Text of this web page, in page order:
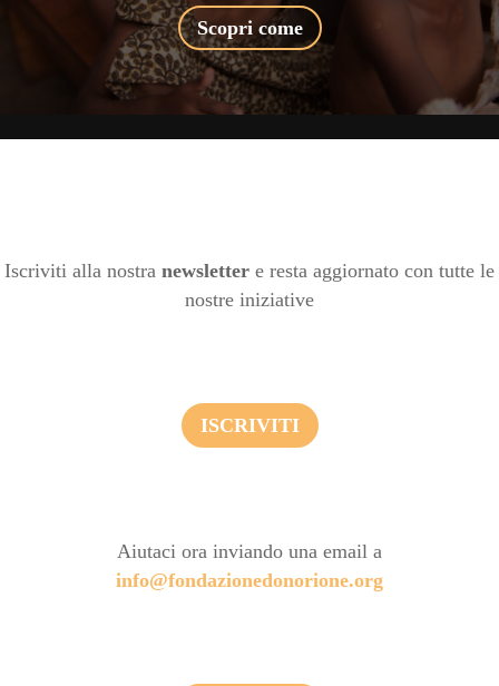
Scopri come
Iscriviti alla nostra newsletter e resta aggiornato con tutte le
nostre iniziative
ISCRIVITI
Aiutaci ora inviando una email a
info@fondazionedonorione.org